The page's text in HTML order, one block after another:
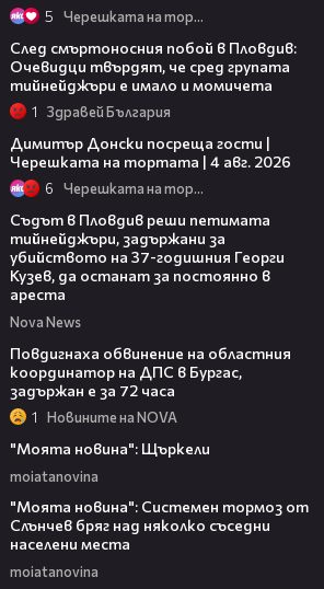
5 Черешката на тортата
След смъртоносния побой в Пловдив:
Очевидци твърдят, че сред групата
тийнейджъри е имало и момичета
1 Здравей България
Димитър Донски посреща гости |
Черешката на тортата | 4 авг. 2026
6 Черешката на тортата
Съдът в Пловдив реши петимата
тийнейджъри, задържани за
убийството на 37-годишния Георги
Кузев, да останат за постоянно в
ареста
Nova News
Повдигнаха обвинение на областния
координатор на ДПС в Бургас,
задържан е за 72 часа
1 Новините на NOVA
"Моята новина": Щъркели
moiatanovina
"Моята новина": Системен тормоз от
Слънчев бряг над няколко съседни
населени места
moiatanovina